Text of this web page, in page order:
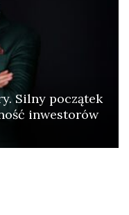
Silny początek
inwestorów